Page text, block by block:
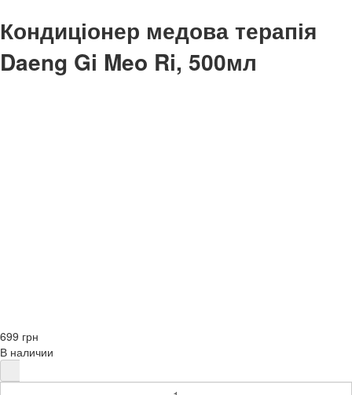
Кондиціонер медова терапія
Daeng Gi Meo Ri, 500мл
699 грн
В наличии